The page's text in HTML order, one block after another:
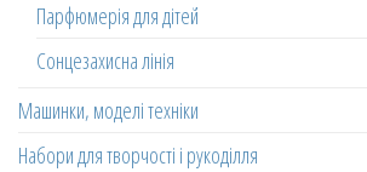
Парфюмерія для дітей
Сонцезахисна лінія
Машинки, моделі техніки
Набори для творчості і рукоділля